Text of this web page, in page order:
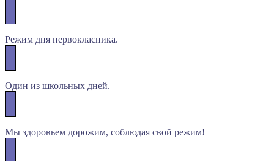
Режим дня первокласника.
Один из школьных дней.
Мы здоровьем дорожим, соблюдая свой режим!